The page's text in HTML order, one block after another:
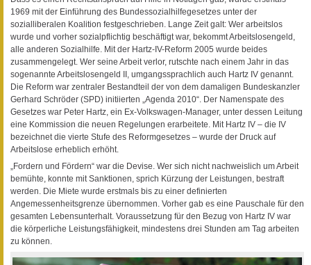
1969 mit der Einführung des Bundessozialhilfegesetzes unter der
sozialliberalen Koalition festgeschrieben. Lange Zeit galt: Wer arbeitslos
wurde und vorher sozialpflichtig beschäftigt war, bekommt Arbeitslosengeld,
alle anderen Sozialhilfe. Mit der Hartz-IV-Reform 2005 wurde beides
zusammengelegt. Wer seine Arbeit verlor, rutschte nach einem Jahr in das
sogenannte Arbeitslosengeld II, umgangssprachlich auch Hartz IV genannt.
Die Reform war zentraler Bestandteil der von dem damaligen Bundeskanzler
Gerhard Schröder (SPD) initiierten „Agenda 2010“. Der Namenspate des
Gesetzes war Peter Hartz, ein Ex-Volkswagen-Manager, unter dessen Leitung
eine Kommission die neuen Regelungen erarbeitete. Mit Hartz IV – die IV
bezeichnet die vierte Stufe des Reformgesetzes – wurde der Druck auf
Arbeitslose erheblich erhöht.
„Fordern und Fördern“ war die Devise. Wer sich nicht nachweislich um Arbeit
bemühte, konnte mit Sanktionen, sprich Kürzung der Leistungen, bestraft
werden. Die Miete wurde erstmals bis zu einer definierten
Angemessenheitsgrenze übernommen. Vorher gab es eine Pauschale für den
gesamten Lebensunterhalt. Voraussetzung für den Bezug von Hartz IV war
die körperliche Leistungsfähigkeit, mindestens drei Stunden am Tag arbeiten
zu können.